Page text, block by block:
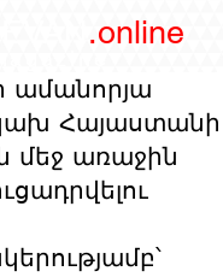
.online
ամանորյա
Հայաստանի
մեջ առաջին